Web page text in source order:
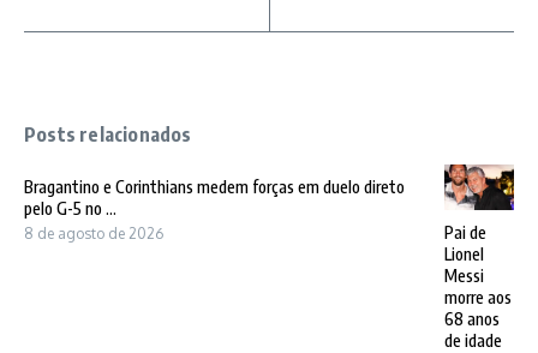
Posts relacionados
Bragantino e Corinthians medem forças em duelo direto
pelo G-5 no ...
8 de agosto de 2026
Pai de
Lionel
Messi
morre aos
68 anos
de idade